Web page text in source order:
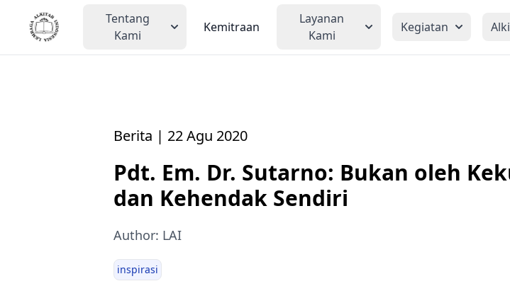
Tentang
Kami
Kemitraan
Layanan
Kami
Kegiatan
Berita | 22 Agu 2020
Pdt. Em. Dr. Sutarno: Bukan oleh
dan Kehendak Sendiri
Author: LAI
inspirasi